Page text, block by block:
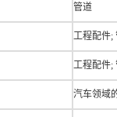
管道
工程配件;
工程配件;
汽车领域